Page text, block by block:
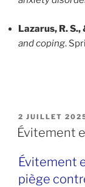
Lazarus, R. S.,
and coping.
PUBLIÉ
LE
2 JUILLET
Évitement
Évitement
piège